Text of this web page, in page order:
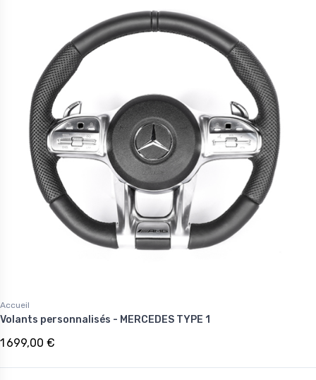
Accueil
Volants personnalisés - MERCEDES TYPE 1
1 699,00 €